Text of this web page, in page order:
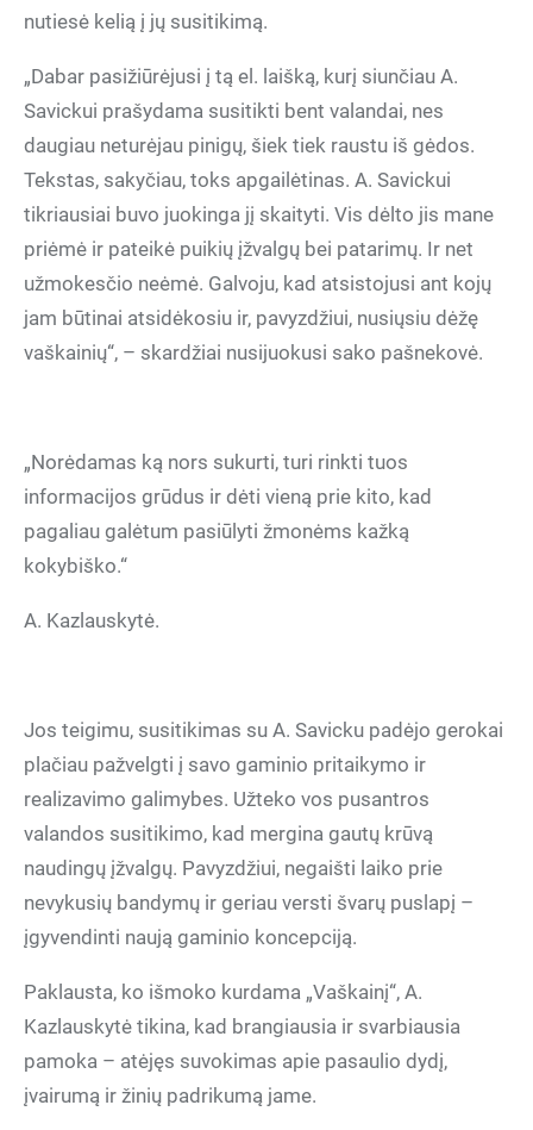
nutiesė kelią į jų susitikimą.
„Dabar pasižiūrėjusi į tą el. laišką, kurį siunčiau A.
Savickui prašydama susitikti bent valandai, nes
daugiau neturėjau pinigų, šiek tiek raustu iš gėdos.
Tekstas, sakyčiau, toks apgailėtinas. A. Savickui
tikriausiai buvo juokinga jį skaityti. Vis dėlto jis mane
priėmė ir pateikė puikių įžvalgų bei patarimų. Ir net
užmokesčio neėmė. Galvoju, kad atsistojusi ant kojų
jam būtinai atsidėkosiu ir, pavyzdžiui, nusiųsiu dėžę
vaškainių“, – skardžiai nusijuokusi sako pašnekovė.
„Norėdamas ką nors sukurti, turi rinkti tuos
informacijos grūdus ir dėti vieną prie kito, kad
pagaliau galėtum pasiūlyti žmonėms kažką
kokybiško.“
A. Kazlauskytė.
Jos teigimu, susitikimas su A. Savicku padėjo gerokai
plačiau pažvelgti į savo gaminio pritaikymo ir
realizavimo galimybes. Užteko vos pusantros
valandos susitikimo, kad mergina gautų krūvą
naudingų įžvalgų. Pavyzdžiui, negaišti laiko prie
nevykusių bandymų ir geriau versti švarų puslapį –
įgyvendinti naują gaminio koncepciją.
Paklausta, ko išmoko kurdama „Vaškainį“, A.
Kazlauskytė tikina, kad brangiausia ir svarbiausia
pamoka – atėjęs suvokimas apie pasaulio dydį,
įvairumą ir žinių padrikumą jame.